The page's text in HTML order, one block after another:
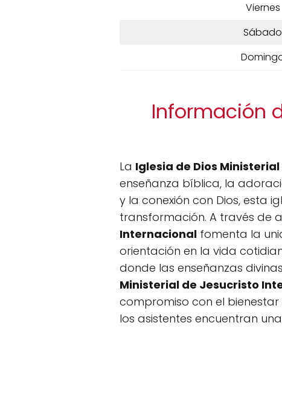
Viernes
Sábado
Información
La Iglesia de Dios
enseñanza bíblica, la
y la conexión con Dios, esta
transformación. A través de
Internacional fomenta la
orientación en la vida
donde las enseñanzas
Ministerial de Jesucristo
compromiso con el
los asistentes encuentran